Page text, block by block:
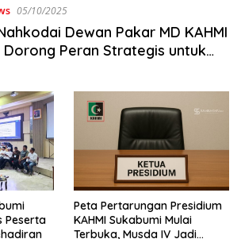
05/10/2025
Dewan Pakar MD KAHMI
Dorong Peran Strategis untuk
Peserta
Peta Pertarungan Presidium
KAHMI Sukabumi Mulai
Terbuka, Musda IV Jadi